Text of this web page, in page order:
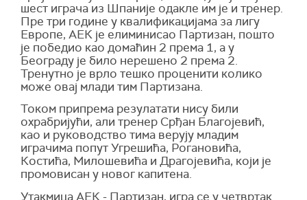
шест играча из Шпаније одакле им је и тренер.
Пре три године у квалификацијама за лигу
Европе, АЕК је елиминисао Партизан, пошто
је победио као домаћин 2 према 1, а у
Београду је било нерешено 2 према 2.
Тренутно је врло тешко проценити колико
може овај млади тим Партизана.
Током припрема резулатати нису били
охрабријући, али тренер Срђан Благојевић,
као и руководство тима верују младим
играчима попут Угрешића, Рогановића,
Костића, Милошевића и Драгојевића, који је
промовисан у новог капитена.
Утакмица АЕК - Партизан, игра се у четвртак